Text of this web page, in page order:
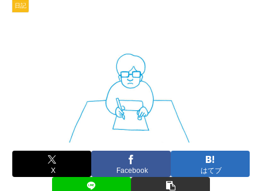
日記
X Facebook はてブ